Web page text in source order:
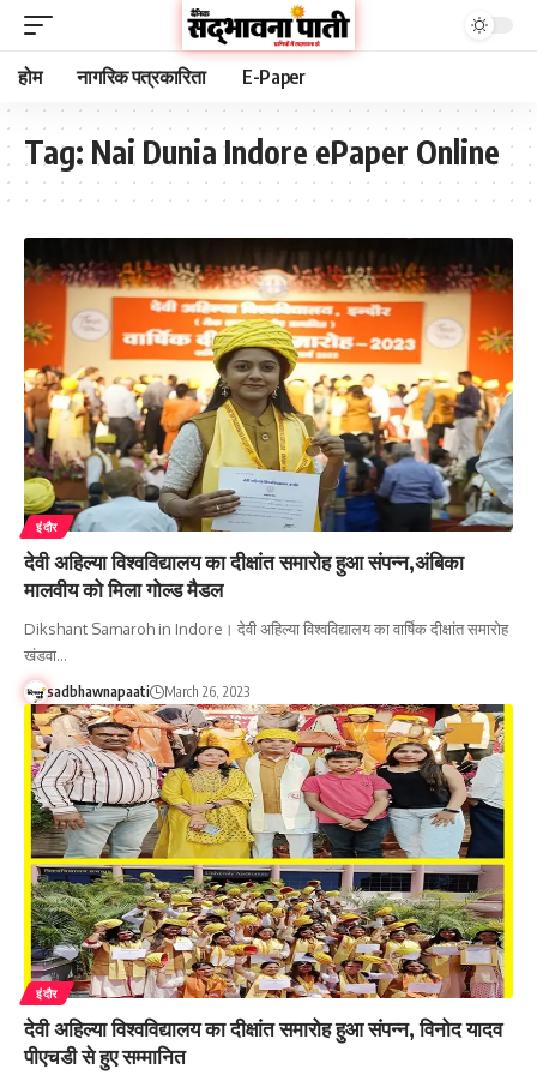
होम नागरिक पत्रकारिता E-Paper
Tag: Nai Dunia Indore ePaper Online
इंदौर
देवी अहिल्या विश्वविद्यालय का दीक्षांत समारोह हुआ संपन्न,अंबिका
मालवीय को मिला गोल्ड मैडल
Dikshant Samaroh in Indore। देवी अहिल्या विश्वविद्यालय का वार्षिक दीक्षांत समारोह
खंडवा…
sadbhawnapaati March 26, 2023
इंदौर
देवी अहिल्या विश्वविद्यालय का दीक्षांत समारोह हुआ संपन्न, विनोद यादव
पीएचडी से हुए सम्मानित